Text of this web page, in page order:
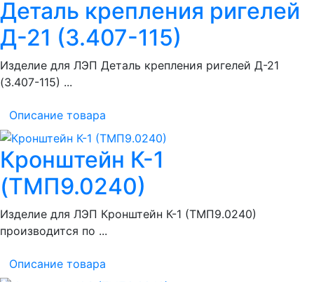
Деталь крепления ригелей
Д-21 (3.407-115)
Изделие для ЛЭП Деталь крепления ригелей Д-21
(3.407-115) ...
Описание товара
Кронштейн К-1
(ТМП9.0240)
Изделие для ЛЭП Кронштейн К-1 (ТМП9.0240)
производится по ...
Описание товара